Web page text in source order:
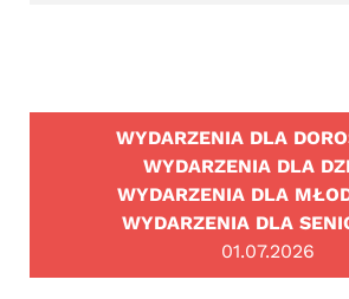
WYDARZENIA DLA
WYDARZENIA DLA
WYDARZENIA DLA
WYDARZENIA DLA
01.07.2026